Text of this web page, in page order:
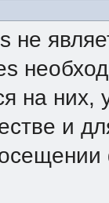
не
на них,
и